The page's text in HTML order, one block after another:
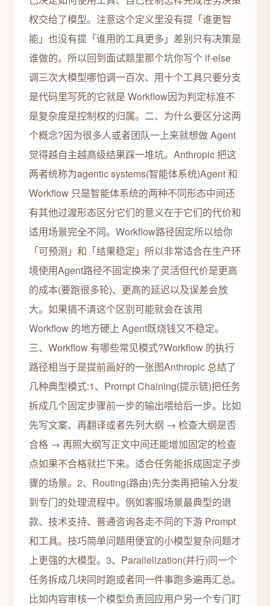
权交给了模型。注意这个定义里没有提「谁更智
能」也没有提「谁用的工具更多」差别只有决策是
谁做的。所以回到面试题里那个坑你写个 if-else
调三次大模型哪怕调一百次、用十个工具只要分支
是代码里写死的它就是 Workflow因为判定标准不
是复杂度是控制权的归属。二、为什么要区分这两
个概念?因为很多人或者团队一上来就想做 Agent
觉得越自主越高级结果踩一堆坑。Anthropic 把这
两者统称为agentic systems(智能体系统)Agent 和
Workflow 只是智能体系统的两种不同形态中间还
有其他过渡形态区分它们的意义在于它们的代价和
适用场景完全不同。Workflow路径固定所以给你
「可预测」和「结果稳定」所以非常适合在生产环
境使用Agent路径不固定换来了灵活但代价是更高
的成本(要跑很多轮)、更高的延迟以及误差会放
大。如果搞不清这个区别可能就会在该用
Workflow 的地方硬上 Agent既烧钱又不稳定。
三、Workflow 有哪些常见模式?Workflow 的执行
路径相当于是提前画好的一张图Anthropic 总结了
几种典型模式:1、Prompt Chaining(提示链)把任务
拆成几个固定步骤前一步的输出喂给后一步。比如
先写文案、再翻译或者先列大纲 → 检查大纲是否
合格 → 再照大纲写正文中间还能增加固定的检查
点如果不合格就拦下来。适合任务能拆成固定子步
骤的场景。2、Routing(路由)先分类再把输入分发
到专门的处理流程中。例如客服场景最典型的退
款、技术支持、普通咨询各走不同的下游 Prompt
和工具。技巧简单问题用便宜的小模型复杂问题才
上更强的大模型。3、Parallelization(并行)同一个
任务拆成几块同时跑或者同一件事跑多遍再汇总。
比如内容审核一个模型负责回应用户另一个专门盯